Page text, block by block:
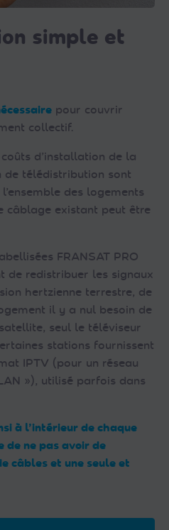
simple et
pour couvrir
collectif.
coûts d’installation de la
télédistribution sont
des logements
câblage existant peut être
FRANSAT PRO
de redistribuer les signaux
hertzienne terrestre, de
il y a nul besoin de
seul le téléviseur
stations fournissent
IPTV (pour un réseau
»), utilisé parfois dans
à l’intérieur de chaque
de ne pas avoir de
câbles et une seule et